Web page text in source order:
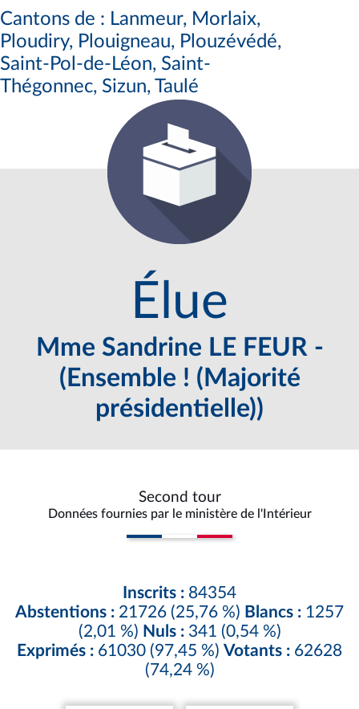
Cantons de : Lanmeur, Morlaix,
Ploudiry, Plouigneau, Plouzévédé,
Saint-Pol-de-Léon, Saint-
Thégonnec, Sizun, Taulé
Élue
Mme Sandrine LE FEUR -
(Ensemble ! (Majorité
présidentielle))
Second tour
Données fournies par le ministère de l'Intérieur
Inscrits : 84354
Abstentions : 21726 (25,76 %) Blancs : 1257
(2,01 %) Nuls :341 (0,54 %)
Exprimés : 61030 (97,45 %) Votants : 62628
(74,24 %)